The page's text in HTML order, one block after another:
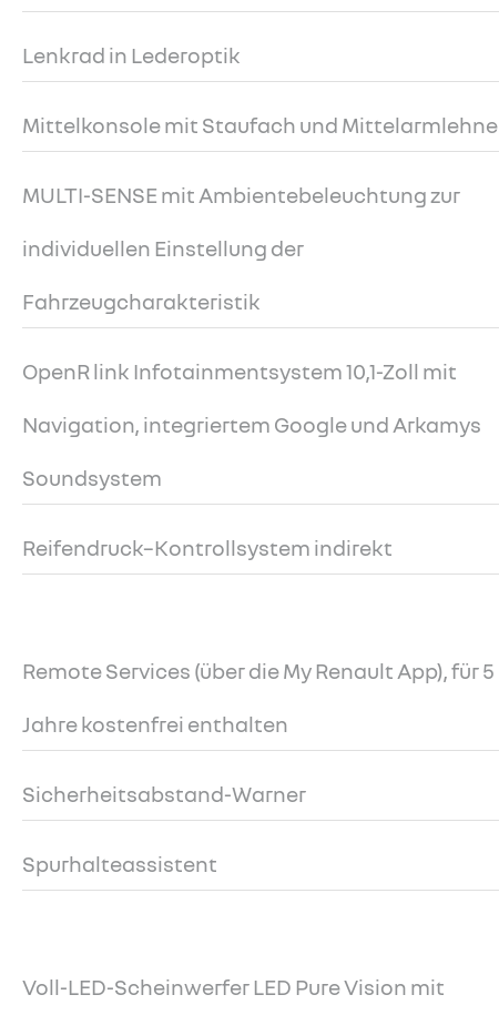
Lenkrad in Lederoptik
Mittelkonsole mit Staufach und Mittelarmlehne
MULTI-SENSE mit Ambientebeleuchtung zur
individuellen Einstellung der
Fahrzeugcharakteristik
OpenR link Infotainmentsystem 10,1-Zoll mit
Navigation, integriertem Google und Arkamys
Soundsystem
Reifendruck–Kontrollsystem indirekt
Remote Services (über die My Renault App), für 5
Jahre kostenfrei enthalten
Sicherheitsabstand-Warner
Spurhalteassistent
Voll-LED-Scheinwerfer LED Pure Vision mit